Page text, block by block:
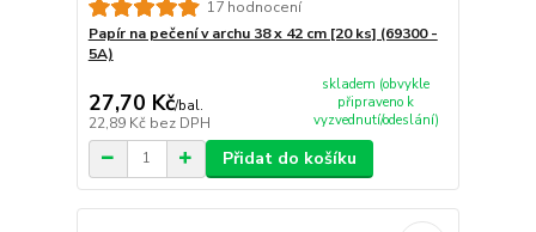
17 hodnocení
Papír na pečení v archu 38 x 42 cm [20 ks] (69300 -
5A)
27,70 Kč/bal.
22,89 Kč bez DPH
skladem (obvykle
připraveno k
vyzvednutí/odeslání)
Přidat do košíku